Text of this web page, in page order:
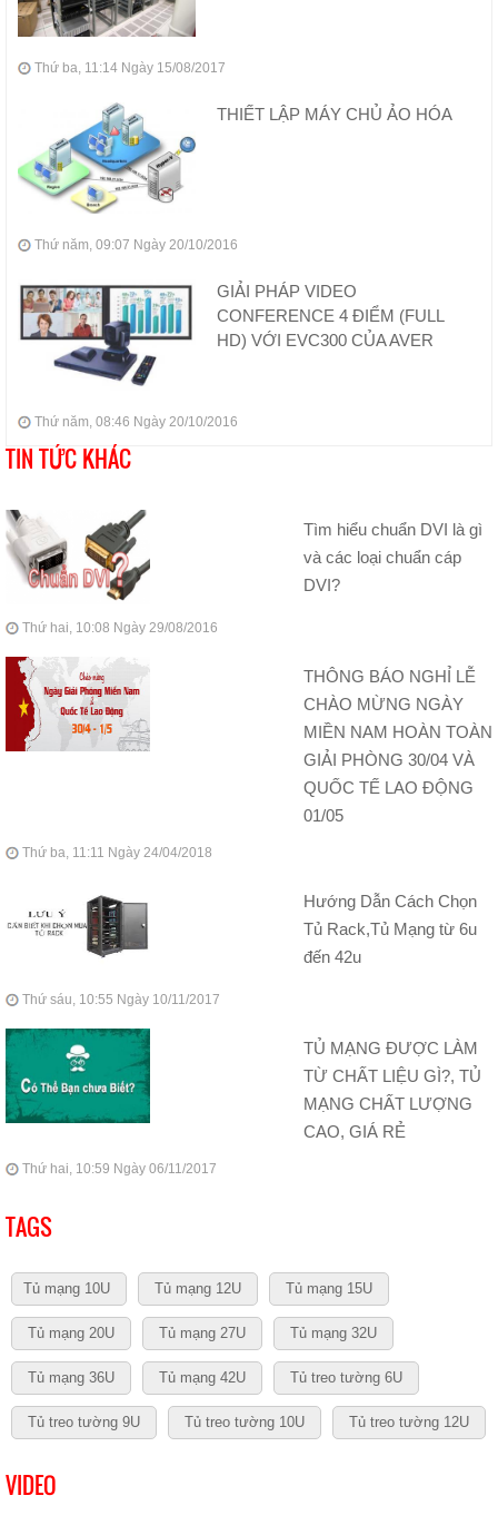
Thứ ba, 11:14 Ngày 15/08/2017
THIẾT LẬP MÁY CHỦ ẢO HÓA
Thứ năm, 09:07 Ngày 20/10/2016
GIẢI PHÁP VIDEO
CONFERENCE 4 ĐIỂM (FULL
HD) VỚI EVC300 CỦA AVER
Thứ năm, 08:46 Ngày 20/10/2016
TIN TỨC KHÁC
Tìm hiểu chuẩn DVI là gì
và các loại chuẩn cáp
DVI?
Thứ hai, 10:08 Ngày 29/08/2016
THÔNG BÁO NGHỈ LỄ
CHÀO MỪNG NGÀY
MIỀN NAM HOÀN TOÀN
GIẢI PHÒNG 30/04 VÀ
QUỐC TẾ LAO ĐỘNG
01/05
Thứ ba, 11:11 Ngày 24/04/2018
Hướng Dẫn Cách Chọn
Tủ Rack,Tủ Mạng từ 6u
đến 42u
Thứ sáu, 10:55 Ngày 10/11/2017
TỦ MẠNG ĐƯỢC LÀM
TỪ CHẤT LIỆU GÌ?, TỦ
MẠNG CHẤT LƯỢNG
CAO, GIÁ RẺ
Thứ hai, 10:59 Ngày 06/11/2017
TAGS
Tủ mạng 10U Tủ mạng 12U Tủ mạng 15U
Tủ mạng 20U Tủ mạng 27U Tủ mạng 32U
Tủ mạng 36U Tủ mạng 42U Tủ treo tường 6U
Tủ treo tường 9U Tủ treo tường 10U Tủ treo tường 12U
VIDEO